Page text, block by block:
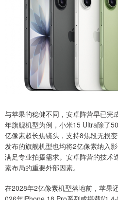
与苹果的稳健不同，安卓阵营早已完
年旗舰机型为例，小米15 Ultra除了
亿像素超长焦镜头，支持8焦段无损
发布的旗舰机型也均将2亿像素纳入
满足专业拍摄需求。安卓阵营的技术
素布局的重要外部因素。
在2028年2亿像素机型落地前，苹果